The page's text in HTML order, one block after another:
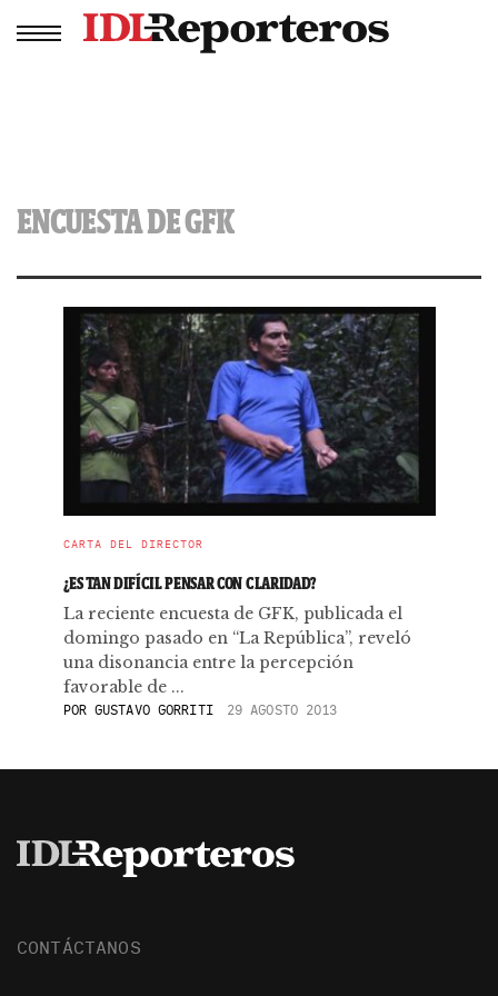
ENCUESTA DE GFK
CARTA DEL DIRECTOR
¿ES TAN DIFÍCIL PENSAR CON CLARIDAD?
La reciente encuesta de GFK, publicada el
domingo pasado en “La República”, reveló
una disonancia entre la percepción
favorable de ...
POR GUSTAVO GORRITI 29 AGOSTO 2013
CONTÁCTANOS